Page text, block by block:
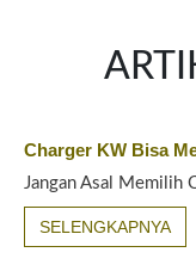
Charger KW Bisa
Jangan Asal Memilih
SELENGKAPNYA